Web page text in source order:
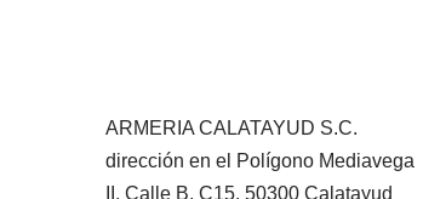
ARMERIA CALATAYUD S.C.
dirección en el Polígono Mediavega
II, Calle B, C15. 50300 Calatayud